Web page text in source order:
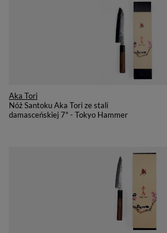
Aka Tori
Nóż Santoku Aka Tori ze stali
damasceńskiej 7" - Tokyo Hammer